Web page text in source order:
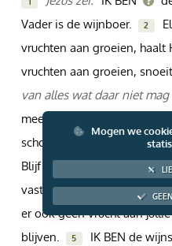
Vader is de wijnboer.
2
vruchten aan groeien, haalt
vruchten aan groeien,
van alles wat daar niet
meer vruchten aan die tak
schoon door wat Ik jullie
Blijf nu ook in Mij. Als een
vastzitten, kunnen er geen
er ook geen vrucht aan
blijven.
5 IK BEN de
Mogen we